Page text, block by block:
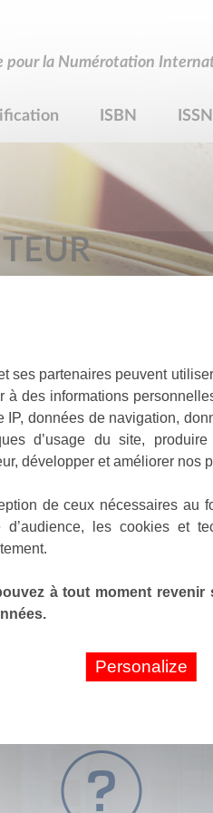
pour la Numérotation
ISBN
ses partenaires peuvent
à des informations
IP, données de navigation,
d’usage du site,
développer et améliorer nos
de ceux nécessaires au
d’audience, les cookies et
à tout moment
Personalize